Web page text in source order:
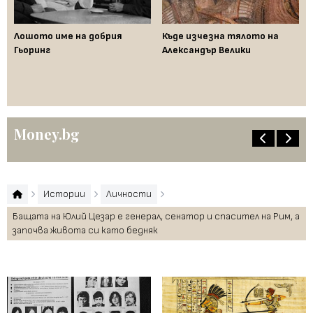
Лошото име на добрия
Гьоринг
Къде изчезна тялото на
Александър Велики
Money.bg
Истории
Личности
Бащата на Юлий Цезар е генерал, сенатор и спасител на Рим, а
започва живота си като бедняк